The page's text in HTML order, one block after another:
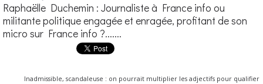
Raphaëlle Duchemin : Journaliste à France info ou
militante politique engagée et enragée, profitant de son
micro sur France info ?.......
Inadmissible, scandaleuse : on pourrait multiplier les adjectifs pour qualifier